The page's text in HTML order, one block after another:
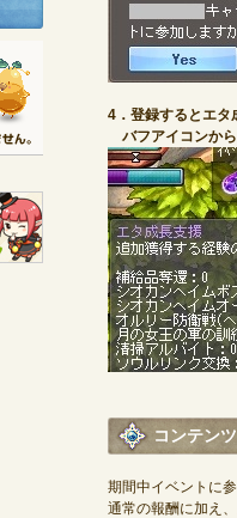
毎週水曜日 10:30
※メンテナンス中は
4．登録するとエタ
バフアイコンか
コンテン
期間中イベントに
通常の報酬に加え、